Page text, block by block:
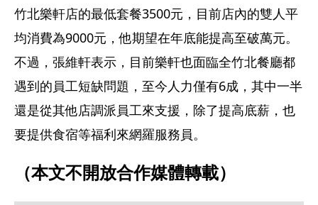
竹北樂軒店的最低套餐3500元，目前店內的雙人平
均消費為9000元，他期望在年底能提高至破萬元。
不過，張維軒表示，目前樂軒也面臨全竹北餐廳都
遇到的員工短缺問題，至今人力僅有6成，其中一半
還是從其他店調派員工來支援，除了提高底薪，也
要提供食宿等福利來網羅服務員。
（本文不開放合作媒體轉載）